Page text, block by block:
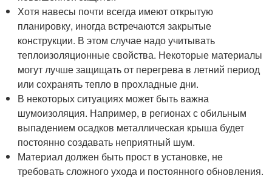
Хотя навесы почти всегда имеют открытую
планировку, иногда встречаются закрытые
конструкции. В этом случае надо учитывать
теплоизоляционные свойства. Некоторые материалы
могут лучше защищать от перегрева в летний период
или сохранять тепло в прохладные дни.
В некоторых ситуациях может быть важна
шумоизоляция. Например, в регионах с обильным
выпадением осадков металлическая крыша будет
постоянно создавать неприятный шум.
Материал должен быть прост в установке, не
требовать сложного ухода и постоянного обновления.